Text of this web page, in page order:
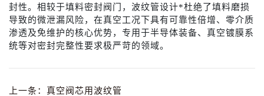
封性。相较于填料密封阀门，波纹管设计*杜绝了填料磨损
导致的微泄漏风险，在真空工况下具有可靠性倍增、零介质
渗透及免维护的核心优势，专用于半导体装备、真空镀膜系
统等对密封完整性要求极严苛的领域。
上一条： 真空阀芯用波纹管